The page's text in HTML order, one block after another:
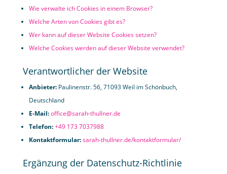
Wie verwalte ich Cookies in einem Browser?
Welche Arten von Cookies gibt es?
Wer kann auf dieser Website Cookies setzen?
Welche Cookies werden auf dieser Website verwendet?
Verantwortlicher der Website
Anbieter: Paulinenstr. 56, 71093 Weil im Schönbuch,
Deutschland
E-Mail:office@sarah-thullner.de
Telefon:+49 173 7037988
Kontaktformular:sarah-thullner.de/kontaktformular/
Ergänzung der Datenschutz-Richtlinie